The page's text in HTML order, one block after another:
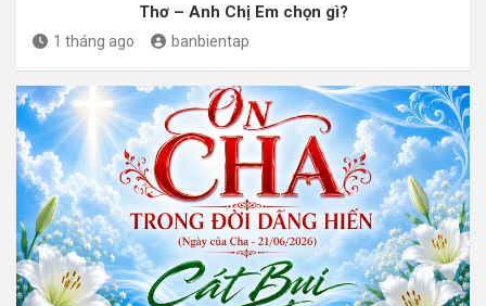
Thơ – Anh Chị Em chọn gì?
1 tháng ago banbientap